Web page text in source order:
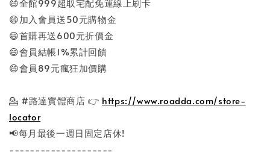
😄加入會員送50元購物金
😄首購再送600元折價金
😄會員結帳1%累計回饋
😄會員89元瘋狂加價購
💁 #路達實體商店 👉 https://www.roadda.com/store-
locator
📢每月最後一週日固定店休!
--------------------